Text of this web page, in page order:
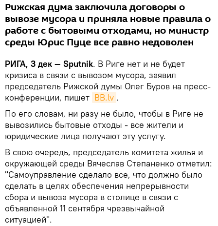
Рижская дума заключила договоры о
вывозе мусора и приняла новые правила о
работе с бытовыми отходами, но министр
среды Юрис Пуце все равно недоволен
РИГА, 3 дек — Sputnik. В Риге нет и не будет
кризиса в связи с вывозом мусора, заявил
председатель Рижской думы Олег Буров на пресс-
конференции, пишет BB.lv .
По его словам, ни разу не было, чтобы в Риге не
вывозились бытовые отходы - все жители и
юридические лица получают эту услугу.
В свою очередь, председатель комитета жилья и
окружающей среды Вячеслав Степаненко отметил:
"Самоуправление сделало все, что должно было
сделать в целях обеспечения непрерывности
сбора и вывоза мусора в столице в связи с
объявленной 11 сентября чрезвычайной
ситуацией".